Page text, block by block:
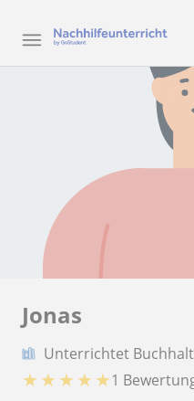
Jonas
Unterrichtet
★ ★ ★ ★ ★1